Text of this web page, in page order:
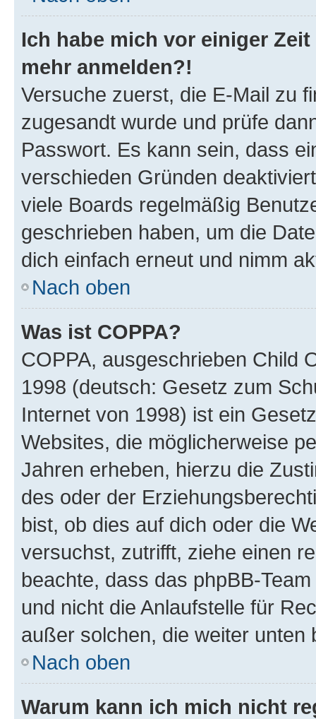
Ich habe mich vor einiger
mehr anmelden?!
Versuche zuerst, die E-Mail zu
zugesandt wurde und prüfe
Passwort. Es kann sein, dass
verschieden Gründen
viele Boards regelmäßig
geschrieben haben, um die
dich einfach erneut und nimm
Nach oben
Was ist COPPA?
COPPA, ausgeschrieben Child
1998 (deutsch: Gesetz zum
Internet von 1998) ist ein
Websites, die möglicherweise
Jahren erheben, hierzu die
des oder der
bist, ob dies auf dich oder die
versuchst, zutrifft, ziehe einen
beachte, dass das phpBB-
und nicht die Anlaufstelle für
außer solchen, die weiter unten
Nach oben
Warum kann ich mich nicht